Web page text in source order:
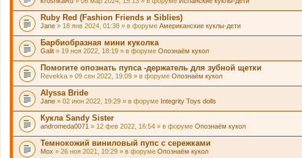
Ruby Red (Fashion Friends и Siblies)
Jane » 18 янв 2024, 01:38 » в форуме Американские куклы-дети
Барбиобразная мини куколка
Galit » 19 ноя 2022, 18:19 » в форуме Опознаём кукол
Помогите опознать пупса -держатель для зубной щетки
Revekka » 09 сен 2022, 19:09 » в форуме Опознаём кукол
Alyssa Bride
Jane » 02 июн 2022, 19:29 » в форуме Integrity Toys dolls
Кукла Sandy Sister
andromeda0071 » 12 фев 2022, 16:54 » в форуме Опознаём кукол
Темнокожий виниловый пупс с сережками
Mox » 26 ноя 2021, 10:29 » в форуме Опознаём кукол